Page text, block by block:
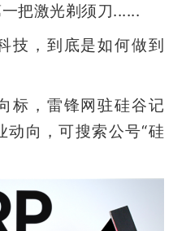
把激光剃须刀......
技，到底是如何做到
标，雷锋网驻硅谷记
动向，可搜索公号“硅